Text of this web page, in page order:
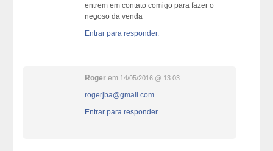
entrem em contato comigo para fazer o
negoso da venda
Entrar para responder.
Roger em 14/05/2016 @ 13:03
rogerjba@gmail.com
Entrar para responder.